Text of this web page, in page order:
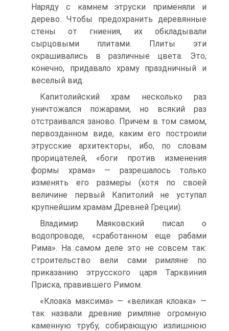
Наряду с камнем этруски применяли и
дерево. Чтобы предохранить деревянные
стены от гниения, их обкладывали
сырцовыми плитами. Плиты эти
окрашивались в различные цвета. Это,
конечно, придавало храму праздничный и
веселый вид.
Капитолийский храм несколько раз
уничтожался пожарами, но всякий раз
отстраивался заново. Причем в том самом,
первозданном виде, каким его построили
этрусские архитекторы, ибо, по словам
прорицателей, «боги против изменения
формы храма» — разрешалось только
изменять его размеры (хотя по своей
величине первый Капитолий не уступал
крупнейшим храмам Древней Греции).
Владимир Маяковский писал о
водопроводе, «сработанном еще рабами
Рима». На самом деле это не совсем так:
строительство вели сами римляне по
приказанию этрусского царя Тарквиния
Приска, правившего Римом.
«Клоака максима» — «великая клоака» —
так назвали древние римляне огромную
каменную трубу, собирающую излишнюю